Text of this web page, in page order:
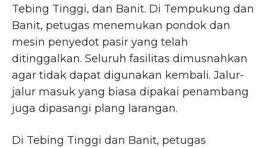
Tebing Tinggi, dan Banit. Di Tempukung dan
Banit, petugas menemukan pondok dan
mesin penyedot pasir yang telah
ditinggalkan. Seluruh fasilitas dimusnahkan
agar tidak dapat digunakan kembali. Jalur-
jalur masuk yang biasa dipakai penambang
juga dipasangi plang larangan.
Di Tebing Tinggi dan Banit, petugas